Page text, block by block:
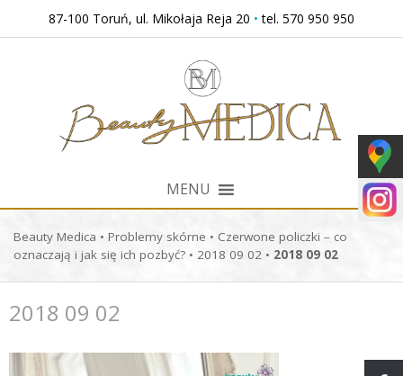
87-100 Toruń, ul. Mikołaja Reja 20 • tel. 570 950 950
MENU
Beauty Medica • Problemy skórne • Czerwone policzki – co
oznaczają i jak się ich pozbyć? • 2018 09 02 • 2018 09 02
2018 09 02